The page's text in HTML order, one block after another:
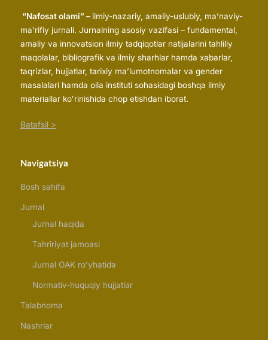
“Nafosat olami” – ilmiy-nazariy, amaliy-uslubiy, ma’naviy-
ma’rifiy jurnali. Jurnalning asosiy vazifasi – fundamental,
amaliy va innovatsion ilmiy tadqiqotlar natijalarini tahliliy
maqolalar, bibliografik va ilmiy sharhlar hamda xabarlar,
taqrizlar, hujjatlar, tarixiy maʼlumotnomalar va gender
masalalari hamda oila instituti sohasidagi boshqa ilmiy
materiallar koʻrinishida chop etishdan iborat.
Batafsil >
Navigatsiya
Bosh sahifa
Jurnal
Jurnal haqida
Tahririyat jamoasi
Jurnal OAK ro’yhatida
Normativ-huquqiy hujjatlar
Talabnoma
Nashrlar